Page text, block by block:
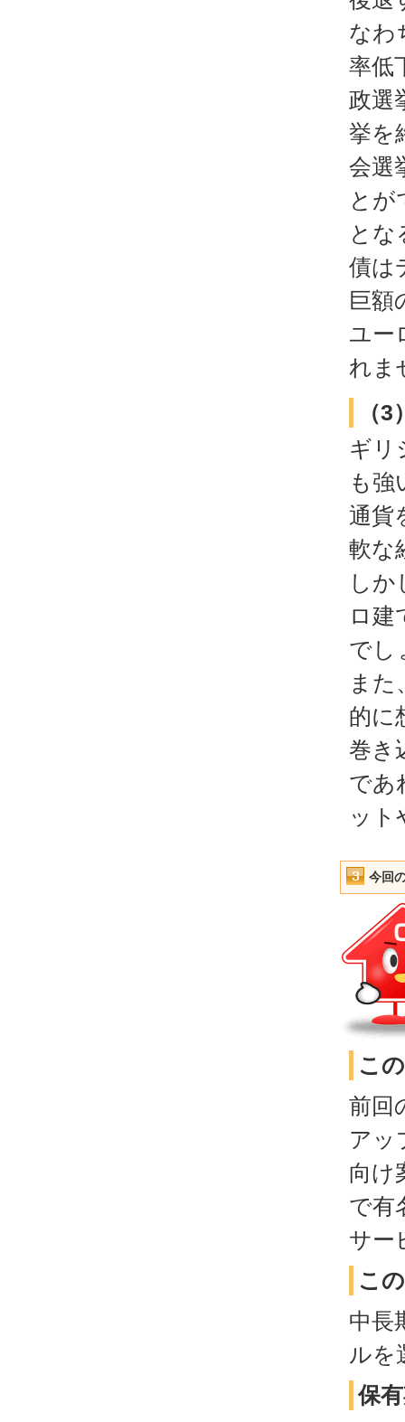
なわ
率低
政選
挙を
会選
とが
とな
債は
巨額
ユー
れま
（
ギリ
も強
通貨
軟な
しか
ロ建
でし
また
的に
巻き
であ
ット
今回
こ
前回
アッ
向け
で有
サー
こ
中長
ルを
保